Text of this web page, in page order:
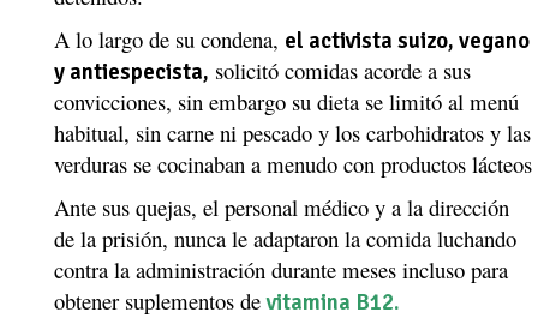
A lo largo de su condena, el activista suizo, vegano
y antiespecista, solicitó comidas acorde a sus
convicciones, sin embargo su dieta se limitó al menú
habitual, sin carne ni pescado y los carbohidratos y las
verduras se cocinaban a menudo con productos lácteos
Ante sus quejas, el personal médico y a la dirección
de la prisión, nunca le adaptaron la comida luchando
contra la administración durante meses incluso para
obtener suplementos devitamina B12.